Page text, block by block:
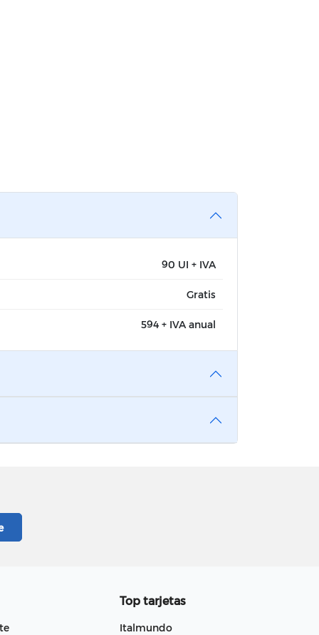
90 UI + IVA
Gratis
594 + IVA anual
Top tarjetas
Italmundo